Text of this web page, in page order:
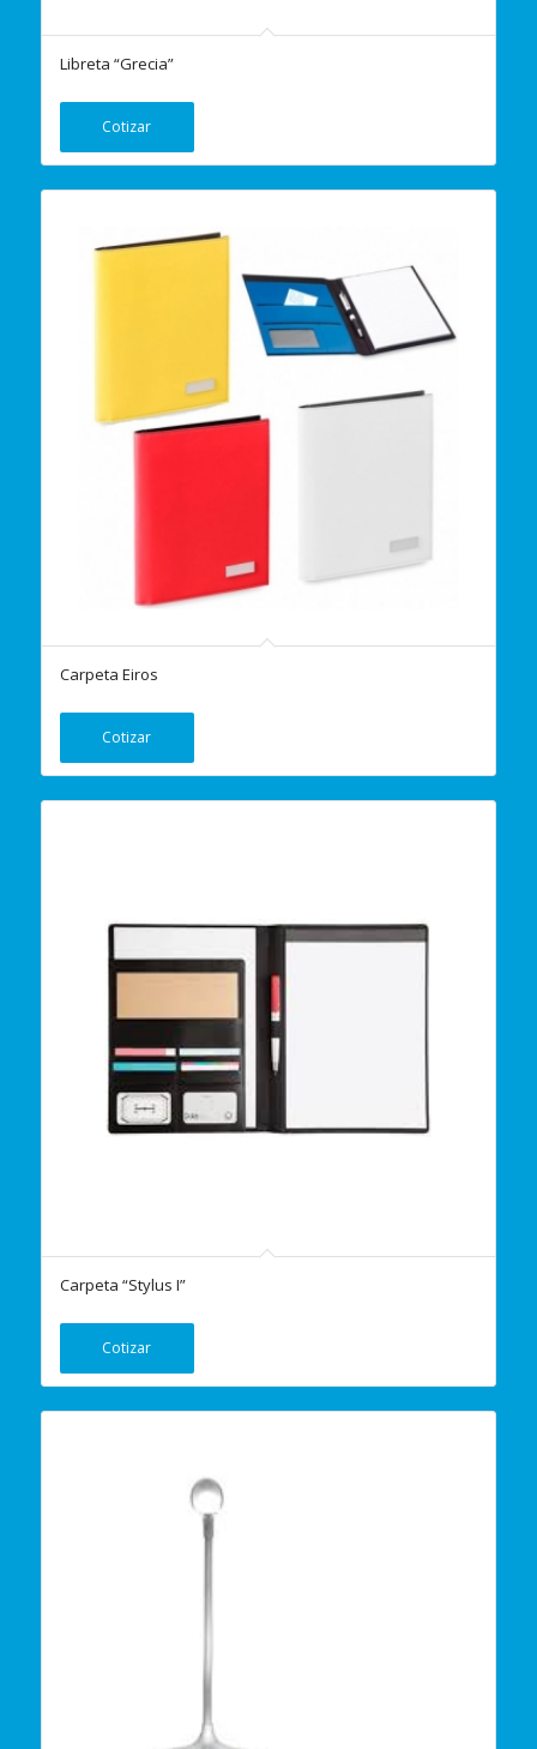
Libreta “Grecia”
Cotizar
Carpeta Eiros
Cotizar
Carpeta “Stylus I”
Cotizar